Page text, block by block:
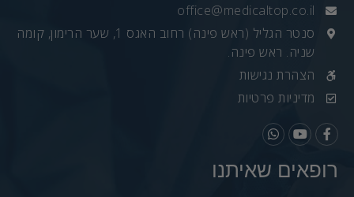
רופאים שאיתנו
office@medicaltop.co.il
סנטר הגליל (ראש פינה) רחוב האגס 1, שער הרימון, קומה
שניה. ראש פינה.
הצהרת נגישות
מדיניות פרטיות